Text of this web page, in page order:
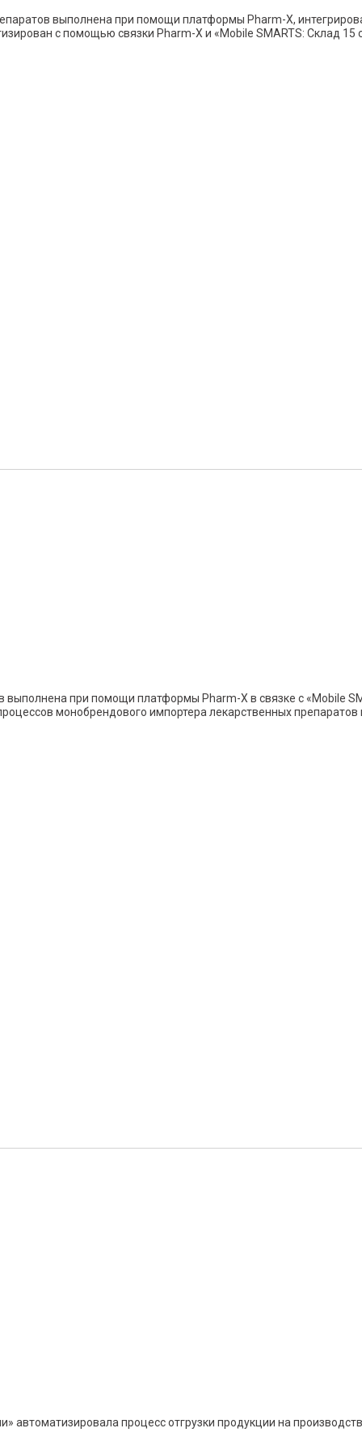
выполнена при помощи платформы Pharm-X,
с помощью связки Pharm-X и «Mobile SMARTS: Склад
при помощи платформы Pharm-X в связке с «Mobile
монобрендового импортера лекарственных
автоматизировала процесс отгрузки продукции на